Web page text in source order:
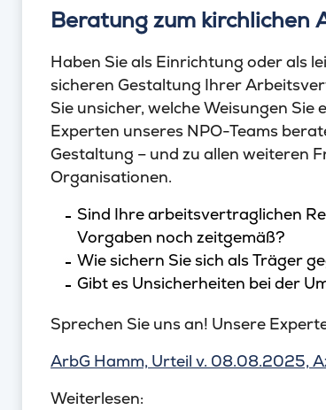
Beratung zum kirchlichen
Haben Sie als Einrichtung oder als
sicheren Gestaltung Ihrer
Sie unsicher, welche Weisungen
Experten unseres NPO-Teams
Gestaltung – und zu allen weiteren
Organisationen.
Sind Ihre arbeitsvertraglichen
Vorgaben noch zeitgemäß?
Wie sichern Sie sich als Träger
Gibt es Unsicherheiten bei der
Sprechen Sie uns an! Unsere
ArbG Hamm, Urteil v. 08.08.2025,
Weiterlesen: